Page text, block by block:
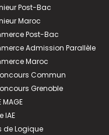
Post-Bac
Maroc
Post-Bac
Admission Parallèle
Maroc
Commun
Grenoble
MAGE
IAE
de Logique